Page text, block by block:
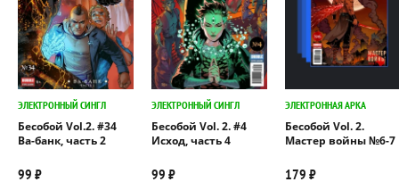
ЭЛЕКТРОННЫЙ СИНГЛ
Бесобой Vol.2. #34
Ва-банк, часть 2
99 ₽
ЭЛЕКТРОННЫЙ СИНГЛ
Бесобой Vol. 2. #4
Исход, часть 4
99 ₽
ЭЛЕКТРОННАЯ АРКА
Бесобой Vol. 2.
Мастер войны №6-7
179 ₽